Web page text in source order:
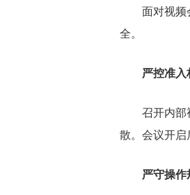
面对视频
全。
严控准入
召开内部
散。会议开启
严守操作